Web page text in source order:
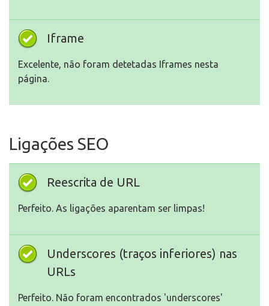
Iframe
Excelente, não foram detetadas Iframes nesta
página.
Ligações SEO
Reescrita de URL
Perfeito. As ligações aparentam ser limpas!
Underscores (traços inferiores) nas
URLs
Perfeito. Não foram encontrados 'underscores'